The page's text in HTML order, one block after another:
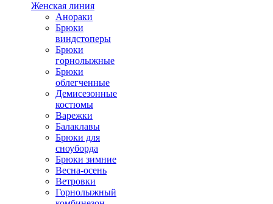
Женская линия
Анораки
Брюки
виндстоперы
Брюки
горнолыжные
Брюки
облегченные
Демисезонные
костюмы
Варежки
Балаклавы
Брюки для
сноуборда
Брюки зимние
Весна-осень
Ветровки
Горнолыжный